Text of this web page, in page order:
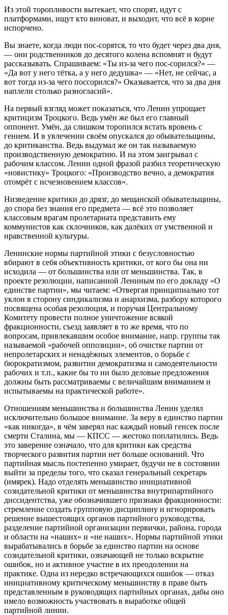
Из этой торопливости вытекает, что спорят, идут с
платформами, ищут кто виноват, и выходит, что всё в корне
испорчено.
Вы знаете, когда люди пос-сорятся, то что будет через два дня,
— они родственников до десятого колена вспомнят и будут
рассказывать. Спрашиваем: «Ты из-за чего пос-сорился?» —
«Да вот у него тётка, а у него дедушка» — «Нет, не сейчас, а
вот тогда из-за чего поссорился?» Оказывается, что за два дня
наплели столько разногласий».
На первый взгляд может показаться, что Ленин упрощает
критицизм Троцкого. Ведь умён же был его главный
оппонент. Умён, да слишком торопился встать вровень с
гением. И в увлечении своём опускался до обывательщины,
до критиканства. Ведь выдумал же он так называемую
производственную демократию. И на этом заигрывал с
рабочим классом. Ленин одной фразой разбил теоретическую
«новистику» Троцкого: «Производство вечно, а демократия
отомрёт с исчезновением классов».
Низведение критики до дрязг, до мещанской обывательщины,
до спора без знания его предмета — всё это позволяет
классовым врагам пролетариата представить ему
коммунистов как склочников, как далёких от умственной и
нравственной культуры.
Ленинские нормы партийной этики с безусловностью
вбирают в себя объективность критики, от кого бы она ни
исходила — от большинства или от меньшинства. Так, в
проекте резолюции, написанной Лениным по его докладу «О
единстве партии», мы читаем: «Отвергая принципиально тот
уклон в сторону синдикализма и анархизма, разбору которого
посвящена особая резолюция, и поручая Центральному
Комитету провести полное уничтожение всякой
фракционности, съезд заявляет в то же время, что по
вопросам, привлекавшим особое внимание, напр. группы так
называемой «рабочей оппозиции», об очистке партии от
непролетарских и ненадёжных элементов, о борьбе с
бюрократизмом, развитии демократизма и самодеятельности
рабочих и т.п., какие бы то ни было деловые предложения
должны быть рассматриваемы с величайшим вниманием и
испытываемы на практической работе».
Отношениям меньшинства и большинства Ленин уделял
исключительно большое внимание. За веру в единство партии
«как никогда», в чём заверял нас каждый новый генсек после
смерти Сталина, мы — КПСС — жестоко поплатились. Ведь
это заверение означало, что для критики как средства
творческого развития партии нет больше оснований. Что
партийная мысль постепенно умирает, будучи не в состоянии
выйти за пределы того, что сказал генеральный секретарь
(имярек). Надо отделять меньшинство инициативной
созидательной критики от меньшинства внутрипартийного
диссидентства, уже обозначившего признаки фракционности:
стремление создать групповую дисциплину и игнорировать
решение вышестоящих органов партийного руководства,
разделение партийной организации первички, района, города
и области на «наших» и «не наших». Нормы партийной этики
вырабатывались в борьбе за единство партии на основе
созидательной критики, означающей не только вскрытие
ошибок, но и активное участие в их преодолении на
практике. Одна из нередко встречающихся ошибок — отказ
инициативному критическому меньшинству в праве быть
представленным в руководящих партийных органах, дабы оно
имело возможность участвовать в выработке общей
партийной линии.